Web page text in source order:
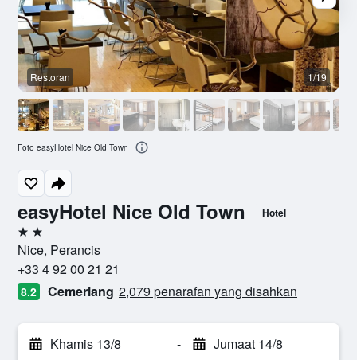
easyHotel Nice Old Town Hotel
2 bintang
Nice, Perancis
+33 4 92 00 21 21
8.2 Cemerlang 2,079 penarafan yang disahkan
Khamis 13/8 - Jumaat 14/8
Restoran 1/19
Foto easyHotel Nice Old Town